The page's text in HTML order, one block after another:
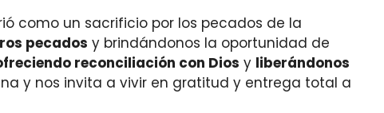
como un sacrificio por los pecados de la
pecados y brindándonos la oportunidad de
reconciliación con Dios y liberándonos
y nos invita a vivir en gratitud y entrega total a